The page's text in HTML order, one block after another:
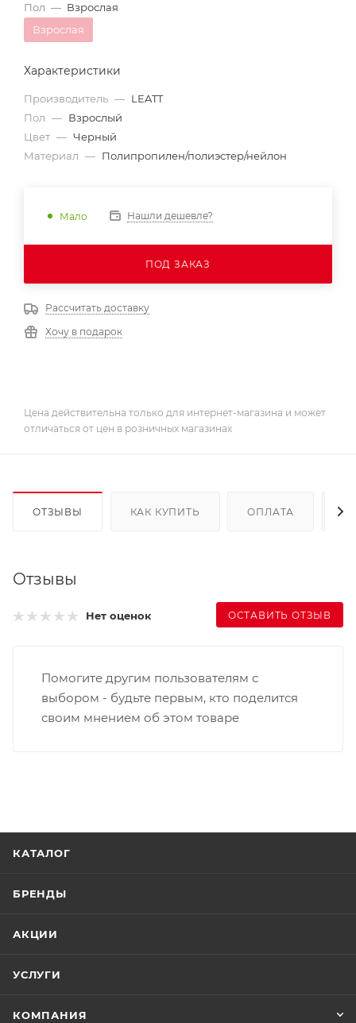
Пол — Взрослая
Взрослая
Характеристики
Производитель — LEATT
Пол — Взрослый
Цвет — Черный
Материал — Полипропилен/полиэстер/нейлон
Мало Нашли дешевле?
ПОД ЗАКАЗ
Рассчитать доставку
Хочу в подарок
Цена действительна только для интернет-магазина и может
отличаться от цен в розничных магазинах
ОТЗЫВЫ КАК КУПИТЬ ОПЛАТА
Отзывы
Нет оценок ОСТАВИТЬ ОТЗЫВ
Помогите другим пользователям с
выбором - будьте первым, кто поделится
своим мнением об этом товаре
КАТАЛОГ
БРЕНДЫ
АКЦИИ
УСЛУГИ
КОМПАНИЯ